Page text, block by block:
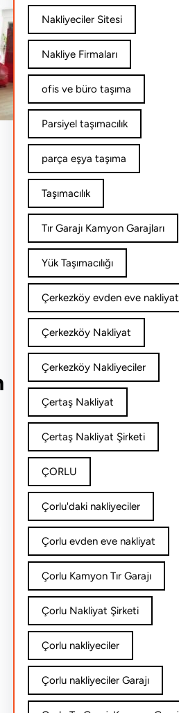
Nakliyeciler Sitesi
Nakliye Firmaları
ofis ve büro taşıma
Parsiyel taşımacılık
parça eşya taşıma
Taşımacılık
Tır Garajı Kamyon Garajları
Yük Taşımacılığı
Çerkezköy evden eve nakliyat
Çerkezköy Nakliyat
Çerkezköy Nakliyeciler
Çertaş Nakliyat
Çertaş Nakliyat Şirketi
ÇORLU
Çorlu'daki nakliyeciler
Çorlu evden eve nakliyat
Çorlu Kamyon Tır Garajı
Çorlu Nakliyat Şirketi
Çorlu nakliyeciler
Çorlu nakliyeciler Garajı